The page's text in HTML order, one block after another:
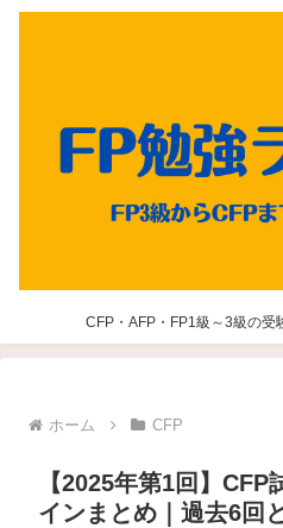
CFP・AFP・FP1級～3級の受
ホーム CFP
【2025年第1回】
インまとめ｜過去6回